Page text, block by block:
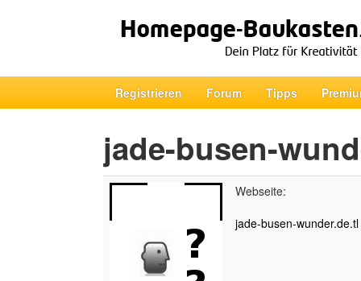
Registrieren Forum Tipps
jade-busen-
Webseite:
jade-busen-wunder.de.tl